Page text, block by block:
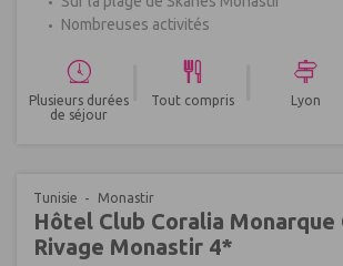
Nombreuses activités
Plusieurs durées
de séjour
Tout compris Lyon
Tunisie Monastir
Hôtel Club Coralia Monarque
Rivage Monastir 4*